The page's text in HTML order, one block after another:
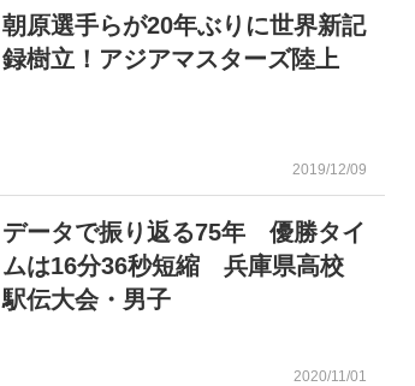
朝原選手らが20年ぶりに世界新記
録樹立！アジアマスターズ陸上
2019/12/09
データで振り返る75年 優勝タイ
ムは16分36秒短縮 兵庫県高校
駅伝大会・男子
2020/11/01